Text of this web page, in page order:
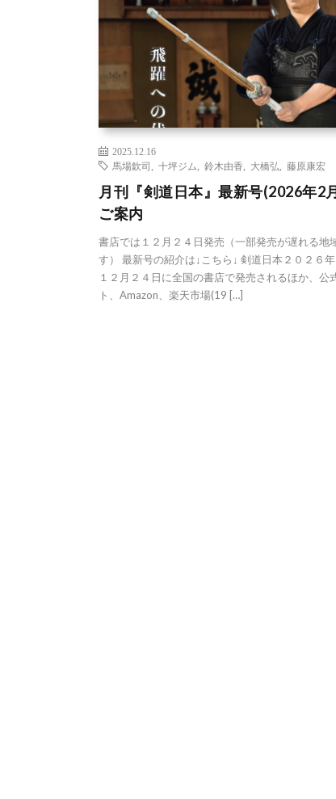
2025.12.16
馬場欽司
十坪ジム 鈴木由香 大橋弘 藤原康宏
月刊『剣道日本』最新号(2026年2
ご案内
書店では１２月２４日発売（一部発売が遅れる地
す） 最新号の紹介は↓こちら↓ 剣道日本２０２６年
１２月２４日に全国の書店で発売されるほか、公
ト、Amazon、楽天市場(19 […]